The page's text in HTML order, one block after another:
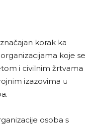
korak ka
koje se
i civilnim žrtvama
izazovima u
osoba s